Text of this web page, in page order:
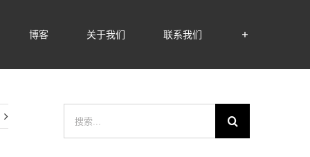
博客 关于我们 联系我们